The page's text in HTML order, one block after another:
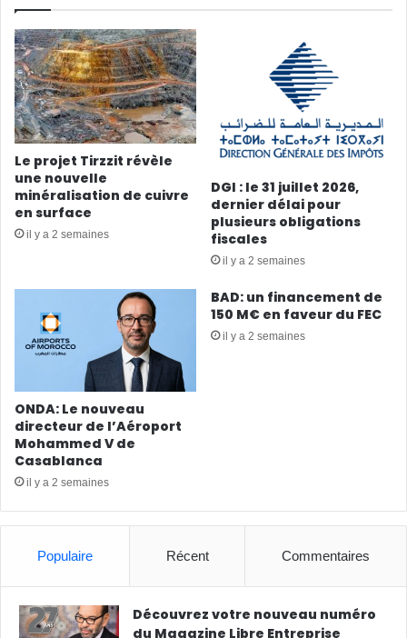
Le projet Tirzzit révèle
une nouvelle
minéralisation de cuivre
en surface
il y a 2 semaines
DGI : le 31 juillet 2026,
dernier délai pour
plusieurs obligations
fiscales
il y a 2 semaines
ONDA: Le nouveau
directeur de l’Aéroport
Mohammed V de
Casablanca
il y a 2 semaines
BAD: un financement de
150 M€ en faveur du FEC
il y a 2 semaines
Populaire Récent Commentaires
Découvrez votre nouveau numéro
du Magazine Libre Entreprise